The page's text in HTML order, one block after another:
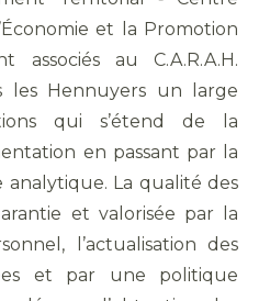
et la Promotion
associés au C.A.R.A.H.
les Hennuyers un large
qui s’étend de la
en passant par la
La qualité des
et valorisée par la
l’actualisation des
et par une politique